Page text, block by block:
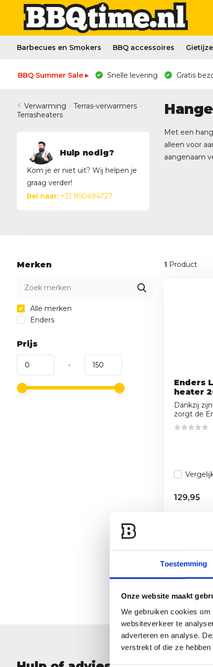
Toestemming
Onze website maakt
We gebruiken cookies
websiteverkeer te
adverteren en analyse.
verstrekt of die ze
Barbecues en Smokers BBQ accessoires
BBQ Summer Sale ▸ Snelle levering Gratis
Verwarming - Terras-verwarmers -
Terrasheaters
Hulp nodig?
Kom je er niet uit? Wij helpen je
graag verder!
Bel naar:+31 850494727
Met een
alleen voor
aangenaam
Merken
Alle merken
Enders
Prijs
-
1 Product
Enders
heater
Dankzij
zorgt de
129,95
Met een
alleen voor